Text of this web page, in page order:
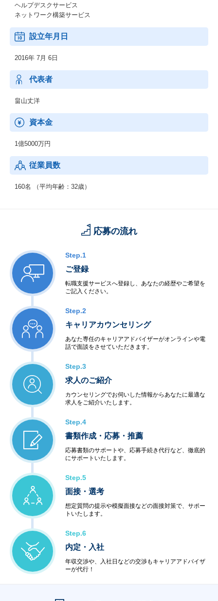
ヘルプデスクサービス
ネットワーク構築サービス
設立年月日
2016年 7月 6日
代表者
畠山丈洋
資本金
1億5000万円
従業員数
160名 （平均年齢：32歳）
応募の流れ
Step.1
ご登録
転職支援サービスへ登録し、あなたの経歴やご希望を
ご記入ください。
Step.2
キャリアカウンセリング
あなた専任のキャリアアドバイザーがオンラインや電
話で面談をさせていただきます。
Step.3
求人のご紹介
カウンセリングでお伺いした情報からあなたに最適な
求人をご紹介いたします。
Step.4
書類作成・応募・推薦
応募書類のサポートや、応募手続き代行など、徹底的
にサポートいたします。
Step.5
面接・選考
想定質問の提示や模擬面接などの面接対策で、サポー
トいたします。
Step.6
内定・入社
年収交渉や、入社日などの交渉もキャリアアドバイザ
ーが代行！